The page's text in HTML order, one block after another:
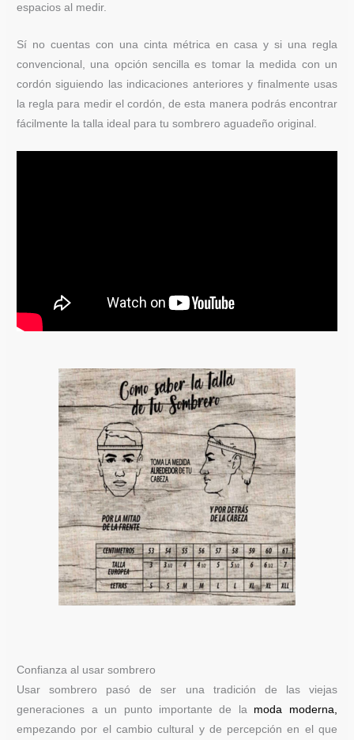
espacios al medir.
Sí no cuentas con una cinta métrica en casa y si una regla
convencional, una opción sencilla es tomar la medida con un
cordón siguiendo las indicaciones anteriores y finalmente usas
la regla para medir el cordón, de esta manera podrás encontrar
fácilmente la talla ideal para tu sombrero aguadeño original.
Confianza al usar sombrero
Usar sombrero pasó de ser una tradición de las viejas
generaciones a un punto importante de la moda moderna,
empezando por el cambio cultural y de percepción en el que